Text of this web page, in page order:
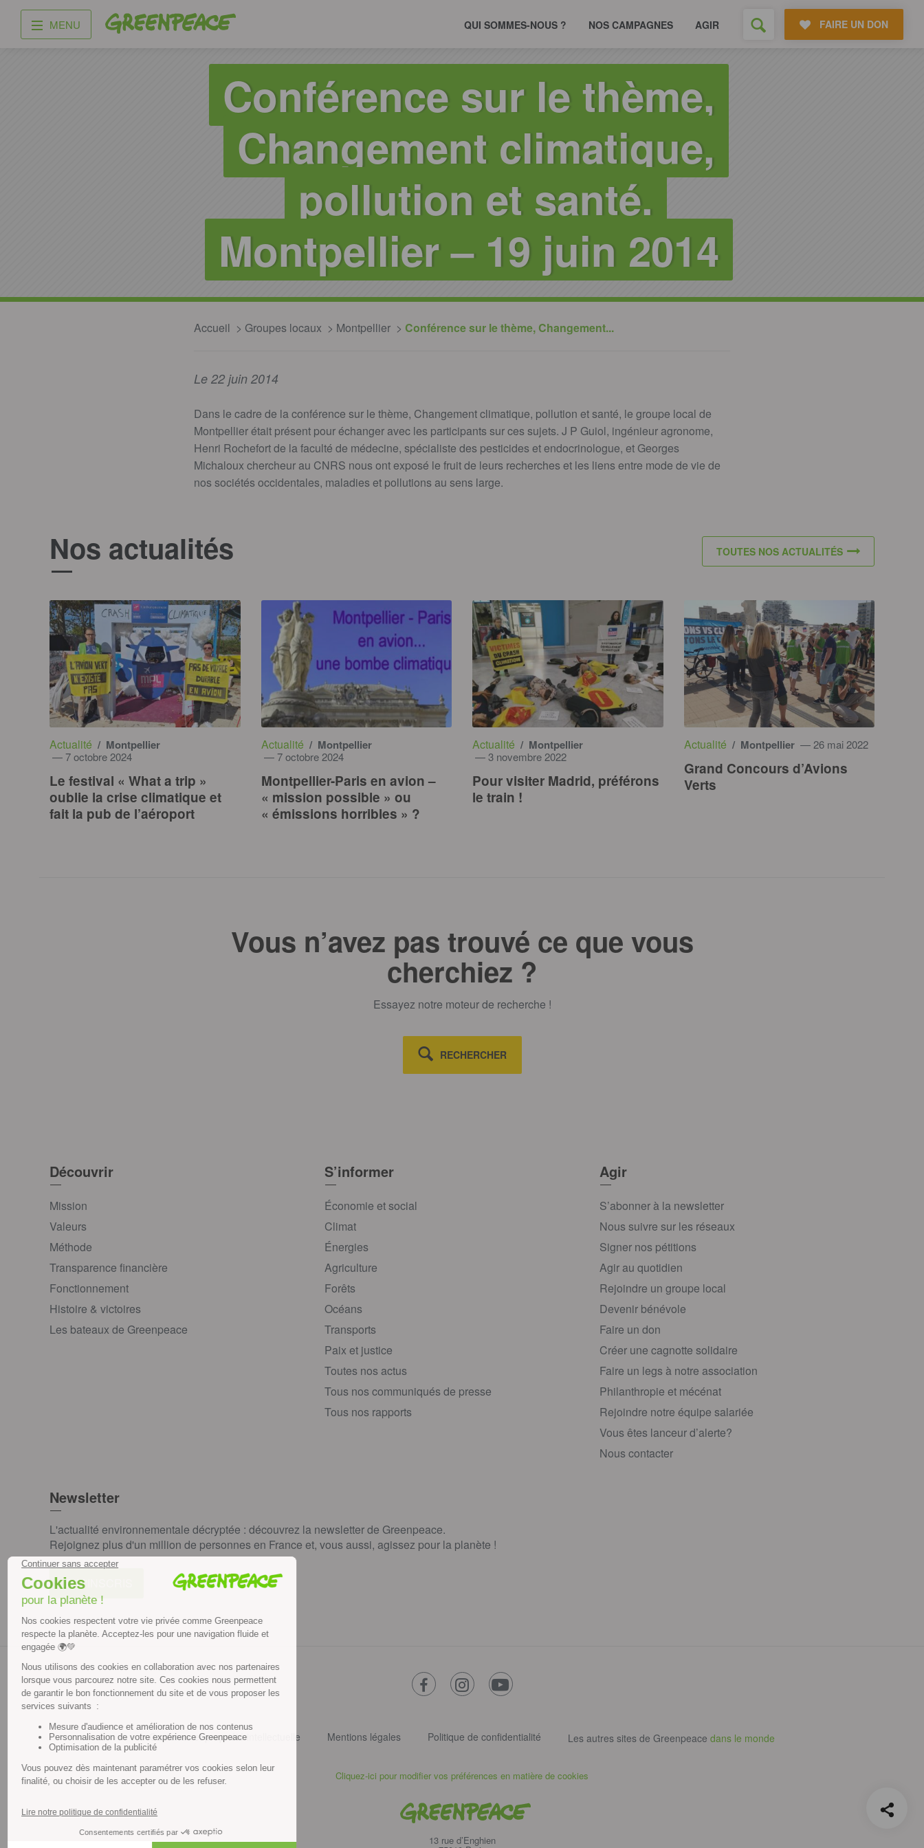
Greenpeace
MENU QUI SOMMES-NOUS ? NOS CAMPAGNES AGIR FAIRE UN DON
Conférence sur le thème,
Changement climatique,
pollution et santé.
Montpellier – 19 juin 2014
Accueil Groupes locaux Montpellier Conférence sur le thème, Changement...
Le 22 juin 2014
Dans le cadre de la conférence sur le thème, Changement climatique, pollution et santé, le groupe local de
Montpellier était présent pour échanger avec les participants sur ces sujets. J P Guiol, ingénieur agronome,
Henri Rochefort de la faculté de médecine, spécialiste des pesticides et endocrinologue, et Georges
Michaloux chercheur au CNRS nous ont exposé le fruit de leurs recherches et les liens entre mode de vie de
nos sociétés occidentales, maladies et pollutions au sens large.
Nos actualités
Actualité / Montpellier
— 7 octobre 2024
Le festival « What a trip »
oublie la crise climatique et
fait la pub de l’aéroport
Actualité / Montpellier
— 7 octobre 2024
Montpellier-Paris en avion –
« mission possible » ou
« émissions horribles » ?
Actualité / Montpellier
— 3 novembre 2022
Pour visiter Madrid, préférons
le train !
Actualité / Montpellier — 26 mai 2022
Grand Concours d’Avions
Verts
TOUTES NOS ACTUALITÉS
Vous n’avez pas trouvé ce que vous
cherchiez ?
Essayez notre moteur de recherche !
RECHERCHER
Découvrir
Mission
Valeurs
Méthode
Transparence financière
Fonctionnement
Histoire & victoires
Les bateaux de Greenpeace
S’informer
Économie et social
Climat
Énergies
Agriculture
Forêts
Océans
Transports
Paix et justice
Toutes nos actus
Tous nos communiqués de presse
Tous nos rapports
Agir
S’abonner à la newsletter
Nous suivre sur les réseaux
Signer nos pétitions
Agir au quotidien
Rejoindre un groupe local
Devenir bénévole
Faire un don
Créer une cagnotte solidaire
Faire un legs à notre association
Philanthropie et mécénat
Rejoindre notre équipe salariée
Vous êtes lanceur d’alerte?
Nous contacter
Newsletter
L'actualité environnementale décryptée : découvrez la newsletter de Greenpeace.
Rejoignez plus d'un million de personnes en France et, vous aussi, agissez pour la planète !
JE M'INSCRIS
facebookinstagramyoutube
Contenus et propriété intellectuelle Mentions légales Politique de confidentialité Les autres sites de Greenpeace dans le monde
Cliquez-ici pour modifier vos préférences en matière de cookies
Greenpeace
13 rue d’Enghien